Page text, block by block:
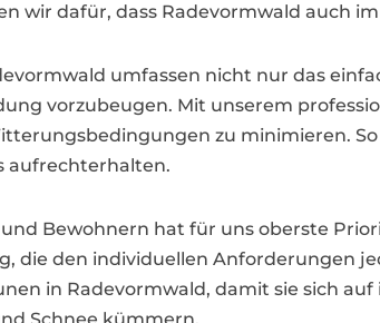
wir dafür, dass Radevormwald auch
umfassen nicht nur das
vorzubeugen. Mit unserem
zu minimieren.
aufrechterhalten.
Bewohnern hat für uns oberste
die den individuellen Anforderungen
in Radevormwald, damit sie sich